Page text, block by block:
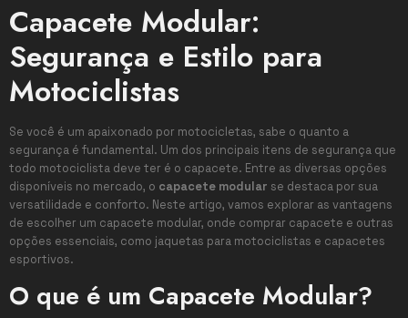
Capacete Modular:
Segurança e Estilo para
Motociclistas
Se você é um apaixonado por motocicletas, sabe o quanto a
segurança é fundamental. Um dos principais itens de segurança que
todo motociclista deve ter é o capacete. Entre as diversas opções
disponíveis no mercado, o capacete modular se destaca por sua
versatilidade e conforto. Neste artigo, vamos explorar as vantagens
de escolher um capacete modular, onde comprar capacete e outras
opções essenciais, como jaquetas para motociclistas e capacetes
esportivos.
O que é um Capacete Modular?